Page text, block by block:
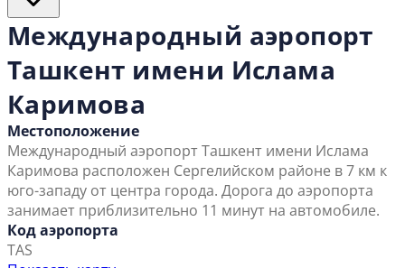
Международный аэропорт
Ташкент имени Ислама
Каримова
Местоположение
Международный аэропорт Ташкент имени Ислама
Каримова расположен Сергелийском районе в 7 км к
юго-западу от центра города. Дорога до аэропорта
занимает приблизительно 11 минут на автомобиле.
Код аэропорта
TAS